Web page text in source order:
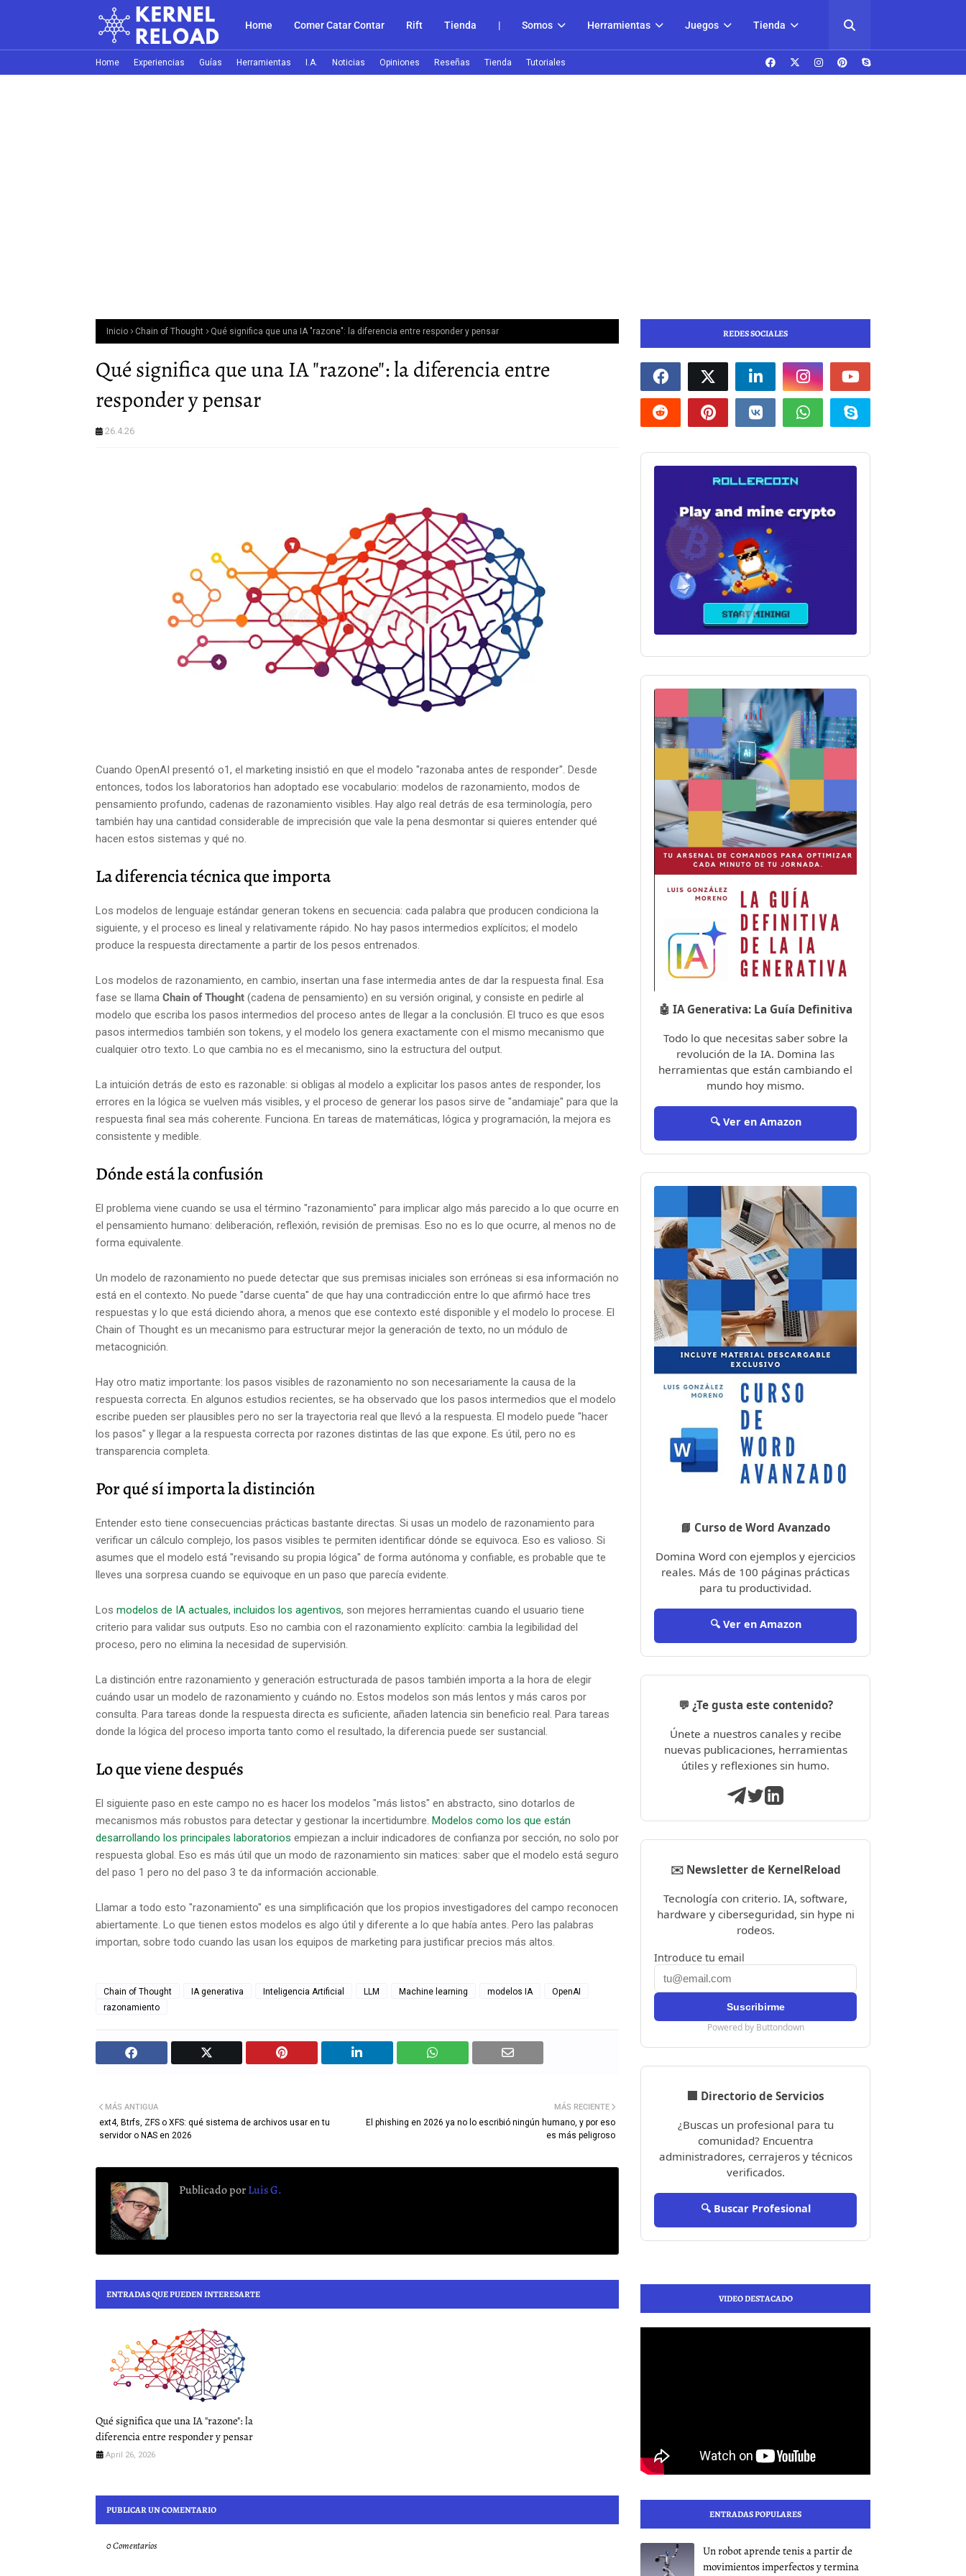
Home Comer Catar Contar Rift Tienda | Somos Herramientas Juegos Tienda
Home Experiencias Guías Herramientas I.A. Noticias Opiniones Reseñas Tienda Tutoriales
Inicio Chain of Thought Qué significa que una IA "razone": la diferencia entre responder y pensar
Qué significa que una IA "razone": la diferencia entre
responder y pensar
26.4.26
Cuando OpenAI presentó o1, el marketing insistió en que el modelo "razonaba antes de responder". Desde
entonces, todos los laboratorios han adoptado ese vocabulario: modelos de razonamiento, modos de
pensamiento profundo, cadenas de razonamiento visibles. Hay algo real detrás de esa terminología, pero
también hay una cantidad considerable de imprecisión que vale la pena desmontar si quieres entender qué
hacen estos sistemas y qué no.
La diferencia técnica que importa
Los modelos de lenguaje estándar generan tokens en secuencia: cada palabra que producen condiciona la
siguiente, y el proceso es lineal y relativamente rápido. No hay pasos intermedios explícitos; el modelo
produce la respuesta directamente a partir de los pesos entrenados.
Los modelos de razonamiento, en cambio, insertan una fase intermedia antes de dar la respuesta final. Esa
fase se llama Chain of Thought (cadena de pensamiento) en su versión original, y consiste en pedirle al
modelo que escriba los pasos intermedios del proceso antes de llegar a la conclusión. El truco es que esos
pasos intermedios también son tokens, y el modelo los genera exactamente con el mismo mecanismo que
cualquier otro texto. Lo que cambia no es el mecanismo, sino la estructura del output.
La intuición detrás de esto es razonable: si obligas al modelo a explicitar los pasos antes de responder, los
errores en la lógica se vuelven más visibles, y el proceso de generar los pasos sirve de "andamiaje" para que la
respuesta final sea más coherente. Funciona. En tareas de matemáticas, lógica y programación, la mejora es
consistente y medible.
Dónde está la confusión
El problema viene cuando se usa el término "razonamiento" para implicar algo más parecido a lo que ocurre en
el pensamiento humano: deliberación, reflexión, revisión de premisas. Eso no es lo que ocurre, al menos no de
forma equivalente.
Un modelo de razonamiento no puede detectar que sus premisas iniciales son erróneas si esa información no
está en el contexto. No puede "darse cuenta" de que hay una contradicción entre lo que afirmó hace tres
respuestas y lo que está diciendo ahora, a menos que ese contexto esté disponible y el modelo lo procese. El
Chain of Thought es un mecanismo para estructurar mejor la generación de texto, no un módulo de
metacognición.
Hay otro matiz importante: los pasos visibles de razonamiento no son necesariamente la causa de la
respuesta correcta. En algunos estudios recientes, se ha observado que los pasos intermedios que el modelo
escribe pueden ser plausibles pero no ser la trayectoria real que llevó a la respuesta. El modelo puede "hacer
los pasos" y llegar a la respuesta correcta por razones distintas de las que expone. Es útil, pero no es
transparencia completa.
Por qué sí importa la distinción
Entender esto tiene consecuencias prácticas bastante directas. Si usas un modelo de razonamiento para
verificar un cálculo complejo, los pasos visibles te permiten identificar dónde se equivoca. Eso es valioso. Si
asumes que el modelo está "revisando su propia lógica" de forma autónoma y confiable, es probable que te
lleves una sorpresa cuando se equivoque en un paso que parecía evidente.
Los modelos de IA actuales, incluidos los agentivos, son mejores herramientas cuando el usuario tiene
criterio para validar sus outputs. Eso no cambia con el razonamiento explícito: cambia la legibilidad del
proceso, pero no elimina la necesidad de supervisión.
La distinción entre razonamiento y generación estructurada de pasos también importa a la hora de elegir
cuándo usar un modelo de razonamiento y cuándo no. Estos modelos son más lentos y más caros por
consulta. Para tareas donde la respuesta directa es suficiente, añaden latencia sin beneficio real. Para tareas
donde la lógica del proceso importa tanto como el resultado, la diferencia puede ser sustancial.
Lo que viene después
El siguiente paso en este campo no es hacer los modelos "más listos" en abstracto, sino dotarlos de
mecanismos más robustos para detectar y gestionar la incertidumbre. Modelos como los que están
desarrollando los principales laboratorios empiezan a incluir indicadores de confianza por sección, no solo por
respuesta global. Eso es más útil que un modo de razonamiento sin matices: saber que el modelo está seguro
del paso 1 pero no del paso 3 te da información accionable.
Llamar a todo esto "razonamiento" es una simplificación que los propios investigadores del campo reconocen
abiertamente. Lo que tienen estos modelos es algo útil y diferente a lo que había antes. Pero las palabras
importan, sobre todo cuando las usan los equipos de marketing para justificar precios más altos.
Chain of Thought IA generativa Inteligencia Artificial LLM Machine learning modelos IA
OpenAI
razonamiento
MÁS RECIENTE
El phishing en 2026 ya no lo escribió ningún humano, y por eso
es más peligroso
MÁS ANTIGUA
ext4, Btrfs, ZFS o XFS: qué sistema de archivos usar en tu
servidor o NAS en 2026
Publicado porLuis G.
ENTRADAS QUE PUEDEN INTERESARTE
Qué significa que una IA "razone": la
diferencia entre responder y pensar
April 26, 2026
PUBLICAR UN COMENTARIO
0 Comentarios
REDES SOCIALES
🤖 IA Generativa: La Guía Definitiva
Todo lo que necesitas saber sobre la
revolución de la IA. Domina las
herramientas que están cambiando el
mundo hoy mismo.
🔍 Ver en Amazon
📘 Curso de Word Avanzado
Domina Word con ejemplos y ejercicios
reales. Más de 100 páginas prácticas
para tu productividad.
🔍 Ver en Amazon
💬 ¿Te gusta este contenido?
Únete a nuestros canales y recibe
nuevas publicaciones, herramientas
útiles y reflexiones sin humo.
✉️ Newsletter de KernelReload
Tecnología con criterio. IA, software,
hardware y ciberseguridad, sin hype ni
rodeos.
Introduce tu email
Powered by Buttondown
🏢 Directorio de Servicios
¿Buscas un profesional para tu
comunidad? Encuentra
administradores, cerrajeros y técnicos
verificados.
🔍 Buscar Profesional
VIDEO DESTACADO
ENTRADAS POPULARES
Un robot aprende tenis a partir de
movimientos imperfectos y termina